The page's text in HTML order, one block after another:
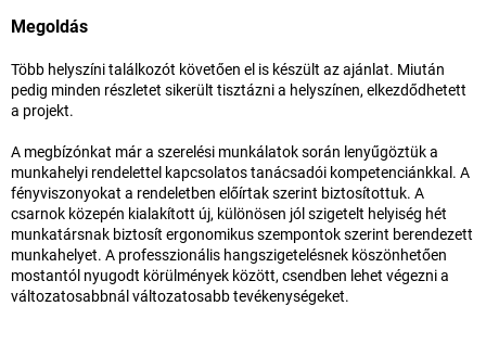
Megoldás
Több helyszíni találkozót követően el is készült az ajánlat. Miután
pedig minden részletet sikerült tisztázni a helyszínen, elkezdődhetett
a projekt.
A megbízónkat már a szerelési munkálatok során lenyűgöztük a
munkahelyi rendelettel kapcsolatos tanácsadói kompetenciánkkal. A
fényviszonyokat a rendeletben előírtak szerint biztosítottuk. A
csarnok közepén kialakított új, különösen jól szigetelt helyiség hét
munkatársnak biztosít ergonomikus szempontok szerint berendezett
munkahelyet. A professzionális hangszigetelésnek köszönhetően
mostantól nyugodt körülmények között, csendben lehet végezni a
változatosabbnál változatosabb tevékenységeket.